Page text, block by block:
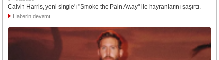
Calvin Harris, yeni single'ı "Smoke the Pain Away" ile hayranlarını şaşırttı.
Haberin devamı